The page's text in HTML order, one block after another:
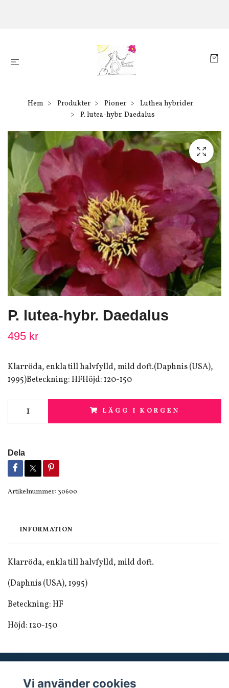
Hem Produkter Pioner
Luthea hybrider
P. lutea-hybr. Daedalus
P. lutea-hybr. Daedalus
495 kr
Klarröda, enkla till halvfylld, mild doft.(Daphnis (USA),
1995)Beteckning: HFHöjd: 120-150
LÄGG I KORGEN
Dela
Artikelnummer: 30600
INFORMATION
Klarröda, enkla till halvfylld, mild doft.
(Daphnis (USA), 1995)
Beteckning: HF
Höjd: 120-150
Vi använder cookies